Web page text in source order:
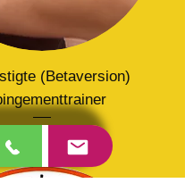
(Betaversion)
Precio
35,00 €